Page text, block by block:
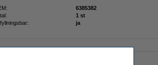
6385382
1 st
ja